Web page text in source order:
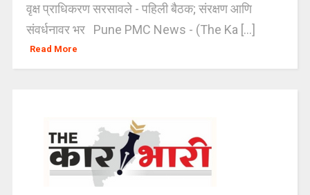
वृक्ष प्राधिकरण सरसावले - पहिली बैठक; संरक्षण आणि
संवर्धनावर भर Pune PMC News - (The Ka [...]
Read More